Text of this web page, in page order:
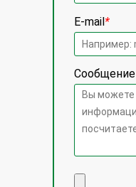
E-mail*
Сообщение